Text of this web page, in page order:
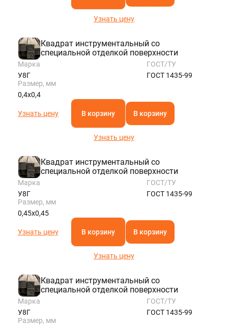
Узнать цену
Квадрат инструментальный со
специальной отделкой поверхности
Марка
У8Г
ГОСТ/ТУ
ГОСТ 1435-99
Размер, мм
0,4х0,4
Узнать цену В корзину В корзину
Узнать цену
Квадрат инструментальный со
специальной отделкой поверхности
Марка
У8Г
ГОСТ/ТУ
ГОСТ 1435-99
Размер, мм
0,45х0,45
Узнать цену В корзину В корзину
Узнать цену
Квадрат инструментальный со
специальной отделкой поверхности
Марка
У8Г
ГОСТ/ТУ
ГОСТ 1435-99
Размер, мм